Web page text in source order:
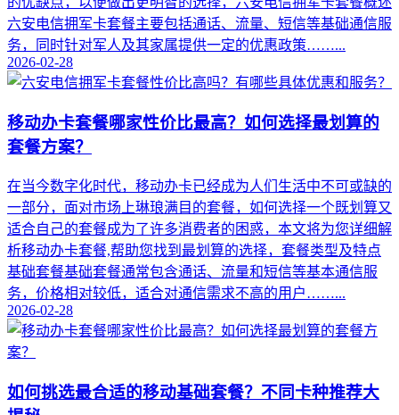
六安电信拥军卡套餐主要包括通话、流量、短信等基础通信服
务，同时针对军人及其家属提供一定的优惠政策……...
2026-02-28
移动办卡套餐哪家性价比最高？如何选择最划算的
套餐方案？
在当今数字化时代，移动办卡已经成为人们生活中不可或缺的
一部分，面对市场上琳琅满目的套餐，如何选择一个既划算又
适合自己的套餐成为了许多消费者的困惑，本文将为您详细解
析移动办卡套餐,帮助您找到最划算的选择，套餐类型及特点
基础套餐基础套餐通常包含通话、流量和短信等基本通信服
务，价格相对较低，适合对通信需求不高的用户……...
2026-02-28
如何挑选最合适的移动基础套餐？不同卡种推荐大